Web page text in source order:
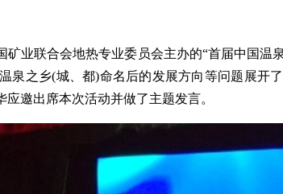
矿业联合会地热专业委员会主办的“首届中国
泉之乡(城、都)命名后的发展方向等问题展
邀出席本次活动并做了主题发言。